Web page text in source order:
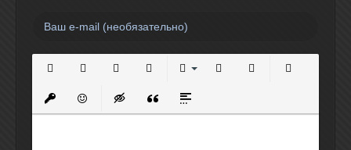
Вставить защищенную ссылку
Вставить смайлик
Вставка скрытого текста
Вставка цитаты
Вставка спойлера